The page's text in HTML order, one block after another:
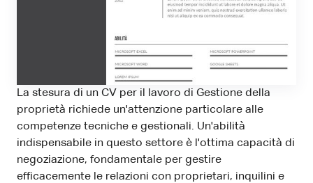
La stesura di un CV per il lavoro di Gestione della
proprietà richiede un'attenzione particolare alle
competenze tecniche e gestionali. Un'abilità
indispensabile in questo settore è l'ottima capacità di
negoziazione, fondamentale per gestire
efficacemente le relazioni con proprietari, inquilini e